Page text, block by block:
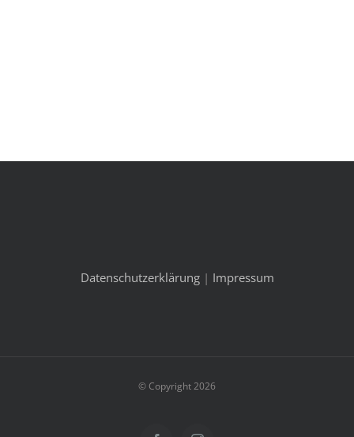
Datenschutzerklärung| Impressum
© Copyright 2026